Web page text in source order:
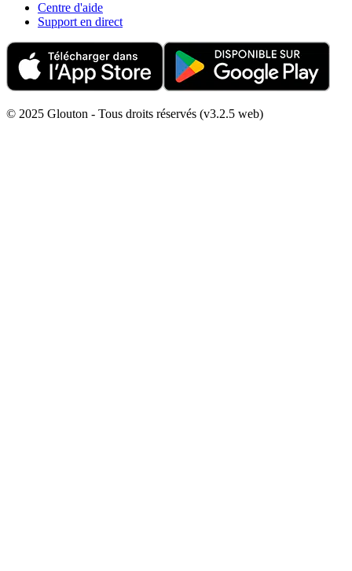
Centre d'aide
Support en direct
© 2025 Glouton - Tous droits réservés (v3.2.5 web)